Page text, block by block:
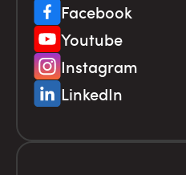
Facebook
Youtube
Instagram
LinkedIn